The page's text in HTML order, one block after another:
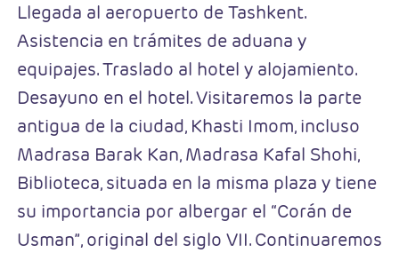
Llegada al aeropuerto de Tashkent.
Asistencia en trámites de aduana y
equipajes. Traslado al hotel y alojamiento.
Desayuno en el hotel. Visitaremos la parte
antigua de la ciudad, Khasti Imom, incluso
Madrasa Barak Kan, Madrasa Kafal Shohi,
Biblioteca, situada en la misma plaza y tiene
su importancia por albergar el “Corán de
Usman”, original del siglo VII. Continuaremos